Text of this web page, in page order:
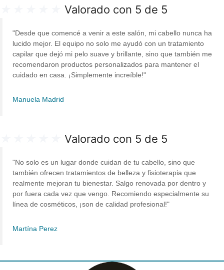
variantes.
opciones
se
pueden
elegir
en
Valorado con 5 de 5
"Desde que comencé a venir a este salón, mi cabello nunca ha
lucido mejor. El equipo no solo me ayudó con un tratamiento
capilar que dejó mi pelo suave y brillante, sino que también me
recomendaron productos personalizados para mantener el
cuidado en casa. ¡Simplemente increíble!"
Manuela Madrid
Valorado con 5 de 5
"No solo es un lugar donde cuidan de tu cabello, sino que
también ofrecen tratamientos de belleza y fisioterapia que
realmente mejoran tu bienestar. Salgo renovada por dentro y
por fuera cada vez que vengo. Recomiendo especialmente su
línea de cosméticos, ¡son de calidad profesional!"
Martína Perez